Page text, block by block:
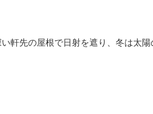
軒先の屋根で日射を遮り、冬は太陽